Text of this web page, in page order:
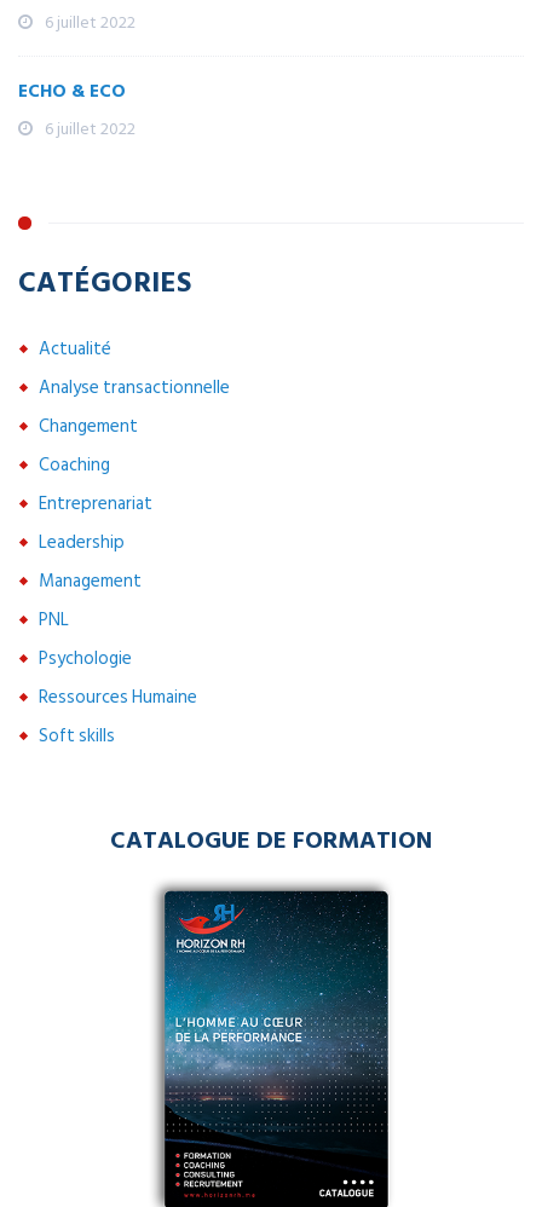
6 juillet 2022
ECHO & ECO
6 juillet 2022
CATÉGORIES
Actualité
Analyse transactionnelle
Changement
Coaching
Entreprenariat
Leadership
Management
PNL
Psychologie
Ressources Humaine
Soft skills
CATALOGUE DE FORMATION